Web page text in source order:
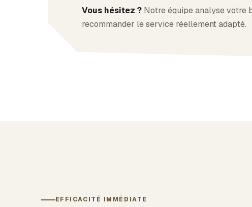
Vous hésitez ? Notre équipe analyse votre
recommander le service réellement adapté.
EFFICACITÉ IMMÉDIATE